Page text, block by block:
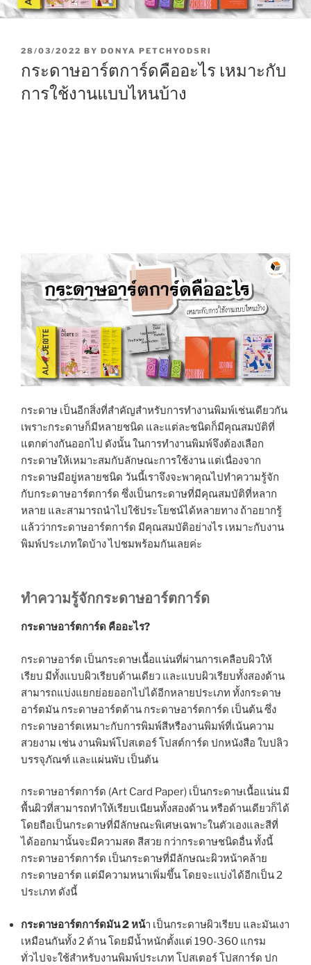
P
S
T
E
28/03/2022 BY DONYA PETCHYODSRI
กระดาษอาร์ตการ์ดคืออะไร เหมาะกับ
การใช้งานแบบไหนบ้าง
กระดาษ เป็นอีกสิ่งที่สำคัญสำหรับการทำงานพิมพ์เช่นเดียวกัน
เพราะกระดาษก็มีหลายชนิด และแต่ละชนิดก็มีคุณสมบัติที่
แตกต่างกันออกไป ดังนั้น ในการทำงานพิมพ์จึงต้องเลือก
กระดาษให้เหมาะสมกับลักษณะการใช้งาน แต่เนื่องจาก
กระดาษมีอยู่หลายชนิด วันนี้เราจึงจะพาคุณไปทำความรู้จัก
กับกระดาษอาร์ตการ์ด ซึ่งเป็นกระดาษที่มีคุณสมบัติที่หลาก
หลาย และสามารถนำไปใช้ประโยชน์ได้หลายทาง ถ้าอยากรู้
แล้วว่ากระดาษอาร์ตการ์ด มีคุณสมบัติอย่างไร เหมาะกับงาน
พิมพ์ประเภทใดบ้าง ไปชมพร้อมกันเลยค่ะ
ทำความรู้จักกระดาษอาร์ตการ์ด
กระดาษอาร์ตการ์ด คืออะไร?
กระดาษอาร์ต เป็นกระดาษเนื้อแน่นที่ผ่านการเคลือบผิวให้
เรียบ มีทั้งแบบผิวเรียบด้านเดียว และแบบผิวเรียบทั้งสองด้าน
สามารถแบ่งแยกย่อยออกไปได้อีกหลายประเภท ทั้งกระดาษ
อาร์ตมัน กระดาษอาร์ตด้าน กระดาษอาร์ตการ์ด เป็นต้น ซึ่ง
กระดาษอาร์ตเหมาะกับการพิมพ์สีหรืองานพิมพ์ที่เน้นความ
สวยงาม เช่น งานพิมพ์โปสเตอร์ โปสต์การ์ด ปกหนังสือ ใบปลิว
บรรจุภัณฑ์ และแผ่นพับ เป็นต้น
กระดาษอาร์ตการ์ด (Art Card Paper) เป็นกระดาษเนื้อแน่น มี
พื้นผิวที่สามารถทำให้เรียบเนียนทั้งสองด้าน หรือด้านเดียวก็ได้
โดยถือเป็นกระดาษที่มีลักษณะพิเศษเฉพาะในตัวเองและสีที่
ได้ออกมานั้นจะมีความสด สีสวย กว่ากระดาษชนิดอื่น ทั้งนี้
กระดาษอาร์ตการ์ด เป็นกระดาษที่มีลักษณะผิวหน้าคล้าย
กระดาษอาร์ต แต่มีความหนาเพิ่มขึ้น โดยจะแบ่งได้อีกเป็น 2
ประเภท ดังนี้
กระดาษอาร์ตการ์ดมัน 2 หน้า เป็นกระดาษผิวเรียบ และมันเงา
เหมือนกันทั้ง 2 ด้าน โดยมีน้ำหนักตั้งแต่ 190-360 แกรม
ทั่วไปจะใช้สำหรับงานพิมพ์ประเภท โปสเตอร์ โปสการ์ด ปก